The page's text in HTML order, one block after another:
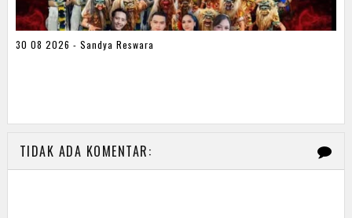
30 08 2026 - Sandya Reswara
TIDAK ADA KOMENTAR: